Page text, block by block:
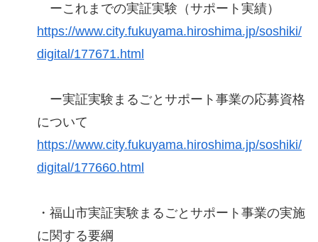
ーこれまでの実証実験（サポート実績）
https://www.city.fukuyama.hiroshima.jp/soshiki/
digital/177671.html
ー実証実験まるごとサポート事業の応募資格
について
https://www.city.fukuyama.hiroshima.jp/soshiki/
digital/177660.html
・福山市実証実験まるごとサポート事業の実施
に関する要綱